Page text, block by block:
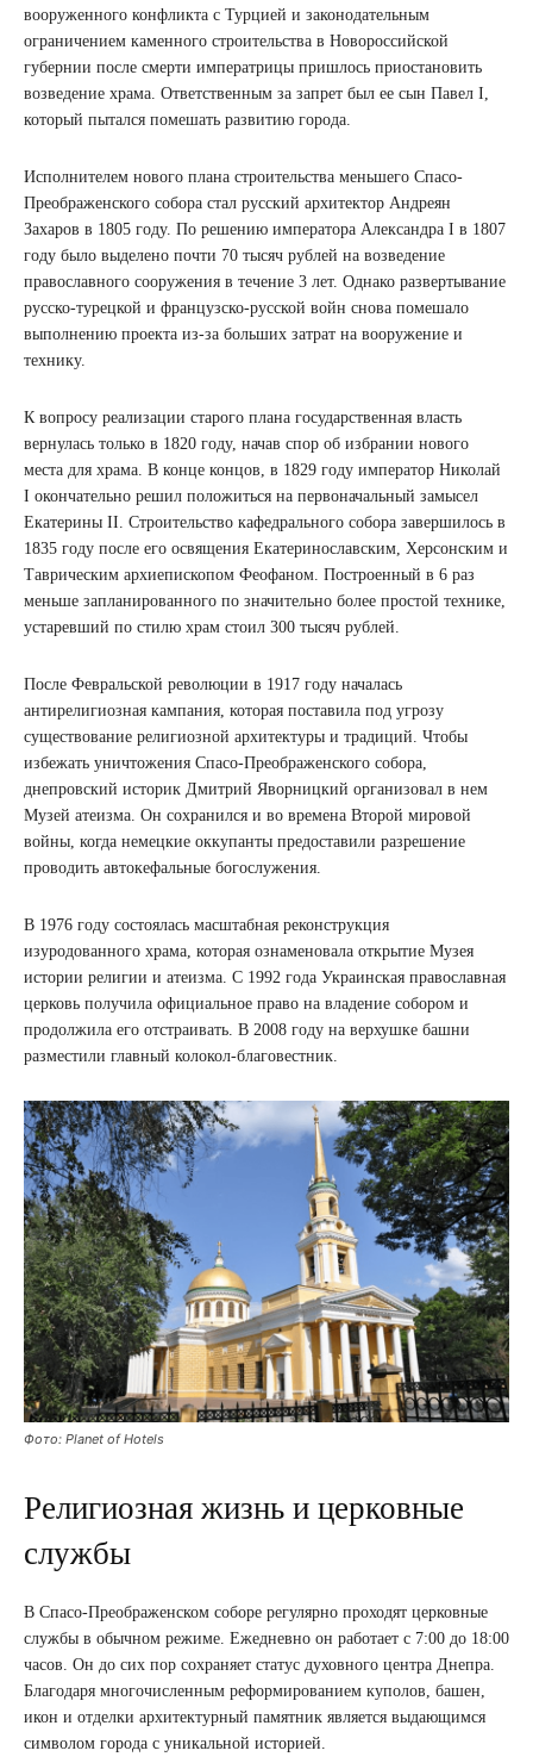
вооруженного конфликта с Турцией и законодательным
ограничением каменного строительства в Новороссийской
губернии после смерти императрицы пришлось приостановить
возведение храма. Ответственным за запрет был ее сын Павел І,
который пытался помешать развитию города.
Исполнителем нового плана строительства меньшего Спасо-
Преображенского собора стал русский архитектор Андреян
Захаров в 1805 году. По решению императора Александра I в 1807
году было выделено почти 70 тысяч рублей на возведение
православного сооружения в течение 3 лет. Однако развертывание
русско-турецкой и французско-русской войн снова помешало
выполнению проекта из-за больших затрат на вооружение и
технику.
К вопросу реализации старого плана государственная власть
вернулась только в 1820 году, начав спор об избрании нового
места для храма. В конце концов, в 1829 году император Николай
I окончательно решил положиться на первоначальный замысел
Екатерины II. Строительство кафедрального собора завершилось в
1835 году после его освящения Екатеринославским, Херсонским и
Таврическим архиепископом Феофаном. Построенный в 6 раз
меньше запланированного по значительно более простой технике,
устаревший по стилю храм стоил 300 тысяч рублей.
После Февральской революции в 1917 году началась
антирелигиозная кампания, которая поставила под угрозу
существование религиозной архитектуры и традиций. Чтобы
избежать уничтожения Спасо-Преображенского собора,
днепровский историк Дмитрий Яворницкий организовал в нем
Музей атеизма. Он сохранился и во времена Второй мировой
войны, когда немецкие оккупанты предоставили разрешение
проводить автокефальные богослужения.
В 1976 году состоялась масштабная реконструкция
изуродованного храма, которая ознаменовала открытие Музея
истории религии и атеизма. С 1992 года Украинская православная
церковь получила официальное право на владение собором и
продолжила его отстраивать. В 2008 году на верхушке башни
разместили главный колокол-благовестник.
Фото: Planet of Hotels
Религиозная жизнь и церковные
службы
В Спасо-Преображенском соборе регулярно проходят церковные
службы в обычном режиме. Ежедневно он работает с 7:00 до 18:00
часов. Он до сих пор сохраняет статус духовного центра Днепра.
Благодаря многочисленным реформированием куполов, башен,
икон и отделки архитектурный памятник является выдающимся
символом города с уникальной историей.